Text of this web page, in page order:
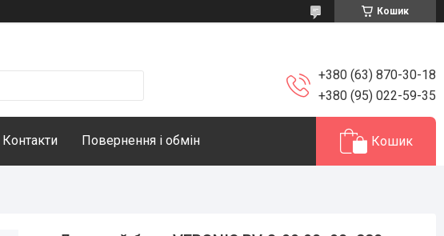
Кошик
+380 (63) 870-30-18
+380 (95) 022-59-35
Контакти Повернення і обмін Кошик